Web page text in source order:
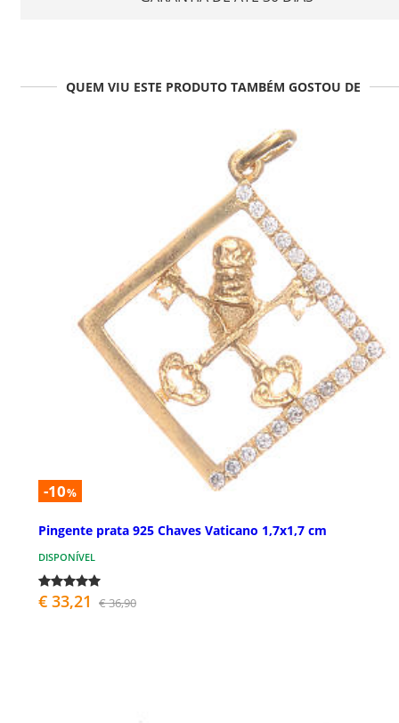
QUEM VIU ESTE PRODUTO TAMBÉM GOSTOU DE
-10%
Pingente prata 925 Chaves Vaticano 1,7x1,7 cm
DISPONÍVEL
€ 33,21 € 36,90